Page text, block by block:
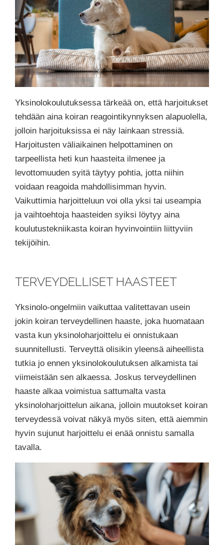
Yksinolokoulutuksessa tärkeää on, että harjoitukset
tehdään aina koiran reagointikynnyksen alapuolella,
jolloin harjoituksissa ei näy lainkaan stressiä.
Harjoitusten väliaikainen helpottaminen on
tarpeellista heti kun haasteita ilmenee ja
levottomuuden syitä täytyy pohtia, jotta niihin
voidaan reagoida mahdollisimman hyvin.
Vaikuttimia harjoitteluun voi olla yksi tai useampia
ja vaihtoehtoja haasteiden syiksi löytyy aina
koulutustekniikasta koiran hyvinvointiin liittyviin
tekijöihin.
TERVEYDELLISET HAASTEET
Yksinolo-ongelmiin vaikuttaa valitettavan usein
jokin koiran terveydellinen haaste, joka huomataan
vasta kun yksinoloharjoittelu ei onnistukaan
suunnitellusti. Terveyttä olisikin yleensä aiheellista
tutkia jo ennen yksinolokoulutuksen alkamista tai
viimeistään sen alkaessa. Joskus terveydellinen
haaste alkaa voimistua sattumalta vasta
yksinoloharjoittelun aikana, jolloin muutokset koiran
terveydessä voivat näkyä myös siten, että aiemmin
hyvin sujunut harjoittelu ei enää onnistu samalla
tavalla.